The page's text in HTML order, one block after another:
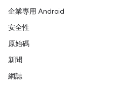
企業專用 Android
安全性
原始碼
新聞
網誌